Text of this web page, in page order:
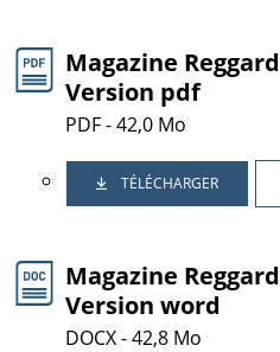
Magazine
Version pdf
PDF - 42,0 Mo
TÉLÉCHARGER
Magazine
Version word
DOCX - 42,8 Mo